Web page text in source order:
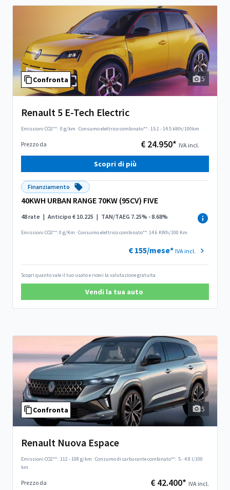
Confronta 5
Renault 5 E-Tech Electric
Emissioni CO2**: 0 g/km ·Consumo elettrico combinato**: 15.1 - 14.5 kWh/100km
Prezzo da € 24.950* IVA incl.
Scopri di più
Finanziamento
40KWH URBAN RANGE 70KW (95CV) FIVE
48 rate | Anticipo € 10.225 | TAN/TAEG 7.25% - 8.68%
Emissioni CO2**: 0 g/Km ·Consumo elettrico combinato**: 14.6 KWh/100 Km
€ 155/mese* IVA incl.
Scopri quanto vale il tuo usato e ricevi la valutazione gratuita
Vendi la tua auto
Confronta 5
Renault Nuova Espace
Emissioni CO2**: 112 - 108 g/km ·Consumo di carburante combinato**: 5 - 4.8 l/100
km
Prezzo da € 42.400* IVA incl.